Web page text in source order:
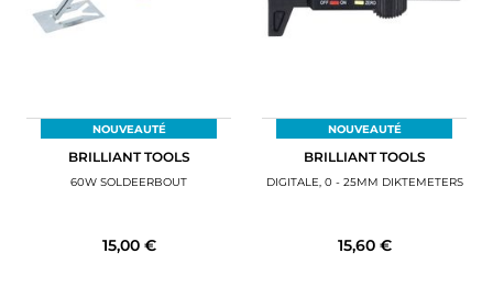
NOUVEAUTÉ
BRILLIANT TOOLS
60W SOLDEERBOUT
15,00 €
NOUVEAUTÉ
BRILLIANT TOOLS
DIGITALE, 0 - 25MM DIKTEMETERS
15,60 €